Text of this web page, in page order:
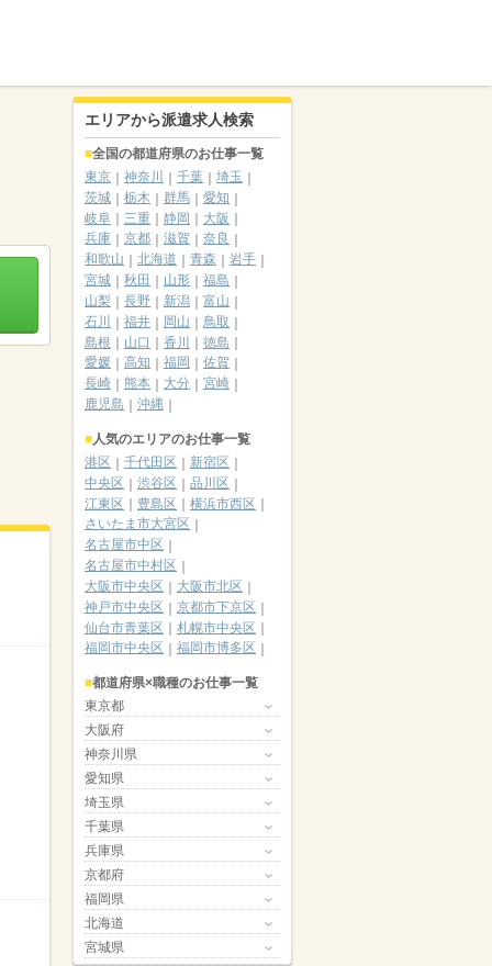
エリアから派遣求人検索
全国の都道府県のお仕事一覧
東京
神奈川 千葉
埼玉
茨城
栃木 群馬
愛知
岐阜
三重 静岡
大阪
兵庫
京都 滋賀
奈良
和歌山
北海道 青森
岩手
宮城
秋田 山形
福島
山梨
長野 新潟
富山
石川
福井 岡山
鳥取
島根
山口 香川
徳島
愛媛
高知 福岡
佐賀
長崎
熊本 大分
宮崎
鹿児島
沖縄
人気のエリアのお仕事一覧
港区
千代田区
新宿区
中央区
渋谷区
品川区
江東区
豊島区
横浜市西区
さいたま市大宮区
名古屋市中区
名古屋市中村区
大阪市中央区
大阪市北区
神戸市中央区
京都市下京区
仙台市青葉区
札幌市中央区
福岡市中央区
福岡市博多区
都道府県×職種のお仕事一覧
東京都
大阪府
神奈川県
愛知県
埼玉県
千葉県
兵庫県
京都府
福岡県
北海道
宮城県